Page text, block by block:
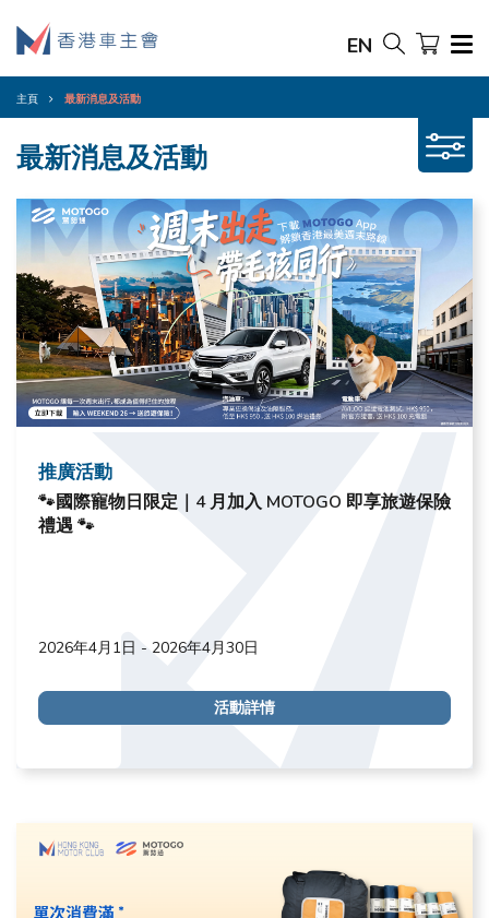
EN
主頁 最新消息及活動
最新消息及活動
推廣活動
🐾國際寵物日限定｜4 月加入 MOTOGO 即享旅遊保險
禮遇 🐾
2026年4月1日 - 2026年4月30日
活動詳情